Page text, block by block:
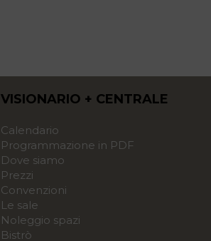
VISIONARIO + CENTRALE
Calendario
Programmazione in PDF
Dove siamo
Prezzi
Convenzioni
Le sale
Noleggio spazi
Bistrò